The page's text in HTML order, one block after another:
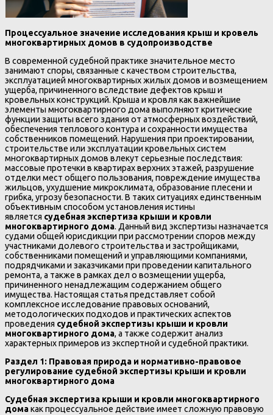
Процессуальное значение исследования крыш и кровель
многоквартирных домов в судопроизводстве
В современной судебной практике значительное место
занимают споры, связанные с качеством строительства,
эксплуатацией многоквартирных жилых домов и возмещением
ущерба, причиненного вследствие дефектов крыш и
кровельных конструкций. Крыша и кровля как важнейшие
элементы многоквартирного дома выполняют критические
функции защиты всего здания от атмосферных воздействий,
обеспечения теплового контура и сохранности имущества
собственников помещений. Нарушения при проектировании,
строительстве или эксплуатации кровельных систем
многоквартирных домов влекут серьезные последствия:
массовые протечки в квартирах верхних этажей, разрушение
отделки мест общего пользования, повреждение имущества
жильцов, ухудшение микроклимата, образование плесени и
грибка, угрозу безопасности. В таких ситуациях единственным
объективным способом установления истины
является судебная экспертиза крыши и кровли
многоквартирного дома. Данный вид экспертизы назначается
судами общей юрисдикции при рассмотрении споров между
участниками долевого строительства и застройщиками,
собственниками помещений и управляющими компаниями,
подрядчиками и заказчиками при проведении капитального
ремонта, а также в рамках дел о возмещении ущерба,
причиненного ненадлежащим содержанием общего
имущества. Настоящая статья представляет собой
комплексное исследование правовых оснований,
методологических подходов и практических аспектов
проведения судебной экспертизы крыши и кровли
многоквартирного дома, а также содержит анализ
характерных примеров из экспертной и судебной практики.
Раздел 1: Правовая природа и нормативно-правовое
регулирование судебной экспертизы крыши и кровли
многоквартирного дома
Судебная экспертиза крыши и кровли многоквартирного
домакак процессуальное действие имеет сложную правовую